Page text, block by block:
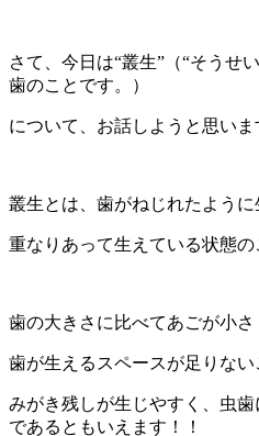
さて、今日は“叢生”（“そうせ
歯のことです。）
について、お話しようと思い
叢生とは、歯がねじれたように
重なりあって生えている状態の
歯の大きさに比べてあごが小さ
歯が生えるスペースが足りない
みがき残しが生じやすく、虫
であるともいえます！！